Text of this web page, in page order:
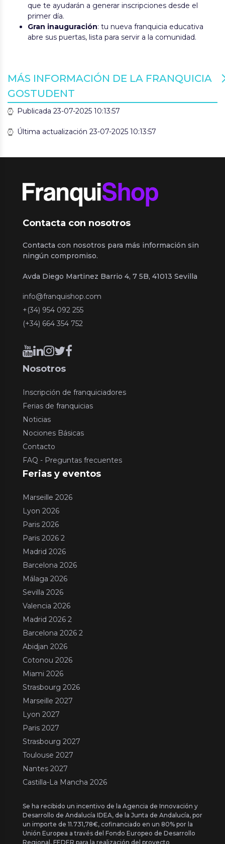
que te ayudarán a generar inscripciones desde el
primer día.
Gran inauguración: tu nueva franquicia educativa
abre sus puertas, lista para servir a la comunidad.
MÁS INFORMACIÓN DE LA FRANQUICIA
GOSTUDENT
Publicada 23-07-2025 10:13:57
Última actualización 23-07-2025 10:13:57
Contacta con nosotros
Contacta con nosotros para más información sin
ningún compromiso.
Avda Diego Martinez Barrio 4, 7 5B, 41013 Sevilla
info@franquishop.com
+(34) 954 092 255
(+34) 664 354 752
Nosotros
Inscripción de franquiciadores
Ferias de franquicias
Noticias
Nociones Básicas
Contacto
FAQ - Preguntas frecuentes
Ferias y eventos
Marseille 2026
Lyon 2026
Paris 2026
Paris 2026 2
Madrid 2026
Barcelona 2026
Málaga 2026
Sevilla 2026
Valencia 2026
Madrid 2026 2
Barcelona 2026 2
Abidjan 2026
Cotonou 2026
Miami 2026
Strasbourg 2026
Marseille 2027
Lyon 2027
Paris 2027
Strasbourg 2027
Toulouse 2027
Nantes 2027
Castilla-La Mancha 2026
Se ha recibido un incentivo de la Agencia de Innovación y
Desarrollo de Andalucía IDEA, de la Junta de Andalucía, por
un importe de 11.731,78€, cofinanciado en un 80% por la
Unión Europea a través del Fondo Europeo de Desarrollo
Regional, FEDER para la realización del proyecto